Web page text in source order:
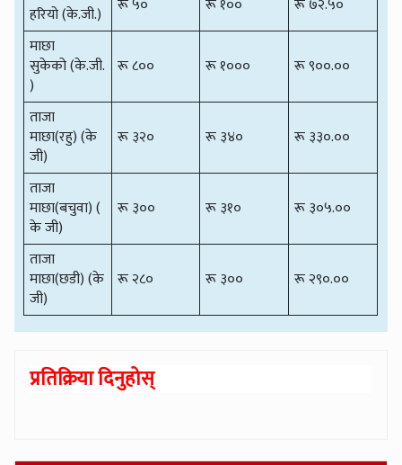
हरियो (के.जी.)
माछा
सुकेको (के.जी.
)
रू ८०० रू १००० रू ९००.००
ताजा
माछा(रहु) (के
जी)
रू ३२० रू ३४० रू ३३०.००
ताजा
माछा(बचुवा) (
के जी)
रू ३०० रू ३१० रू ३०५.००
ताजा
माछा(छडी) (के
जी)
रू २८० रू ३०० रू २९०.००
प्रतिक्रिया दिनुहोस्